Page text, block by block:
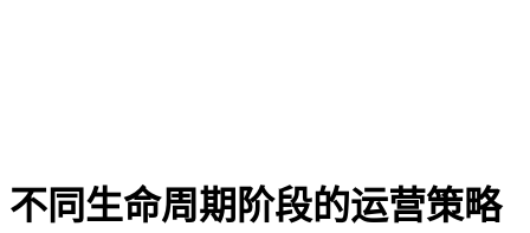
不同生命周期阶段的运营策略